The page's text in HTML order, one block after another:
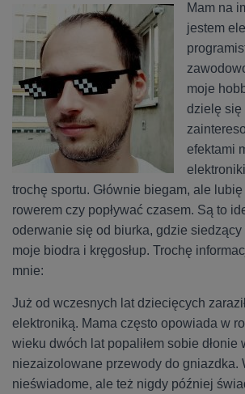
Mam na
jestem
moje
dzielę się
efektami
trochę sportu. Głównie biegam, ale
rowerem czy popływać czasem. Są to
oderwanie się od biurka, gdzie
moje biodra i kręgosłup. Trochę
mnie:
Już od wczesnych lat dziecięcych
elektroniką. Mama często opowiada w
wieku dwóch lat popaliłem sobie dłonie
niezaizolowane przewody do gniazdka.
nieświadome, ale też nigdy później